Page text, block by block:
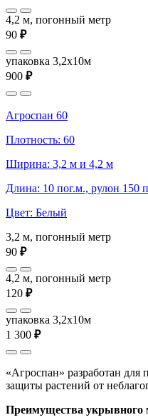
4,2 м, погонный метр
90 ₽
упаковка 3,2x10м
900 ₽
Агроспан 60
Плотность: 60
Ширина: 3,2 м и 4,2 м
Длина: 10 пог.м., рулон 150
Цвет: Белый
3,2 м, погонный метр
90 ₽
4,2 м, погонный метр
120 ₽
упаковка 3,2x10м
1 300 ₽
«Агроспан» разработан
защиты растений от
Преимущества укрывного